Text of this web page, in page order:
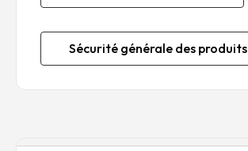
Sécurité générale des produits